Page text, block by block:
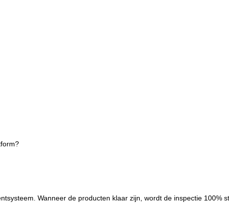
Wanneer de producten klaar zijn, wordt de inspectie 100%